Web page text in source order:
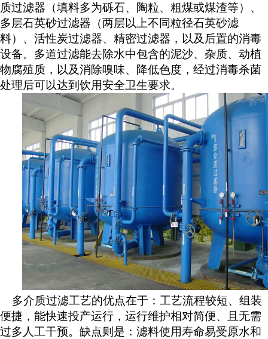
质过滤器（填料多为砾石、陶粒、粗煤或煤渣等）、
多层石英砂过滤器（两层以上不同粒径石英砂滤
料）、活性炭过滤器、精密过滤器，以及后置的消毒
设备。多道过滤能去除水中包含的泥沙、杂质、动植
物腐殖质，以及消除嗅味、降低色度，经过消毒杀菌
处理后可以达到饮用安全卫生要求。
多介质过滤工艺的优点在于：工艺流程较短、组装
便捷，能快速投产运行，运行维护相对简便、且无需
过多人工干预。缺点则是：滤料使用寿命易受原水和